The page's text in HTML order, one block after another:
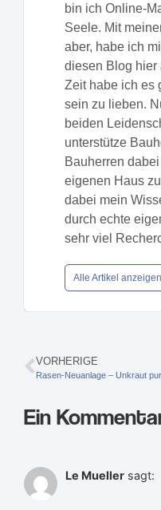
bin ich Online-
Seele. Mit
aber, habe ich
diesen Blog hier
Zeit habe ich es
sein zu lieben.
beiden
unterstütze
Bauherren
eigenen Haus
dabei mein
durch echte
sehr viel
Alle Artikel anzeigen
VORHERIGE
Ein
Le Mueller sagt: